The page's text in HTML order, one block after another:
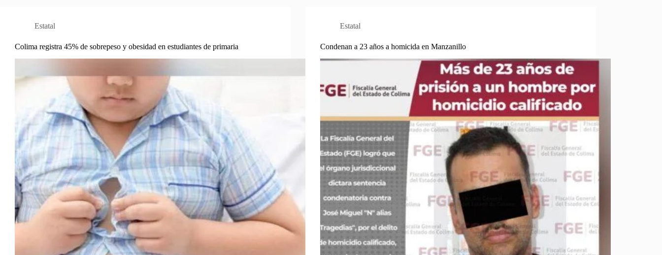
Estatal
Colima registra 45% de sobrepeso y obesidad en estudiantes de primaria
Estatal
Condenan a 23 años a homicida en Manzanillo